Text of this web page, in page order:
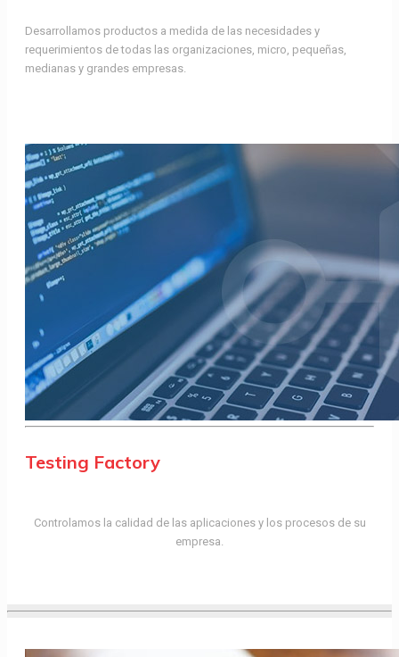
Desarrollamos productos a medida de las necesidades y
requerimientos de todas las organizaciones, micro, pequeñas,
medianas y grandes empresas.
Testing Factory
Controlamos la calidad de las aplicaciones y los procesos de su
empresa.